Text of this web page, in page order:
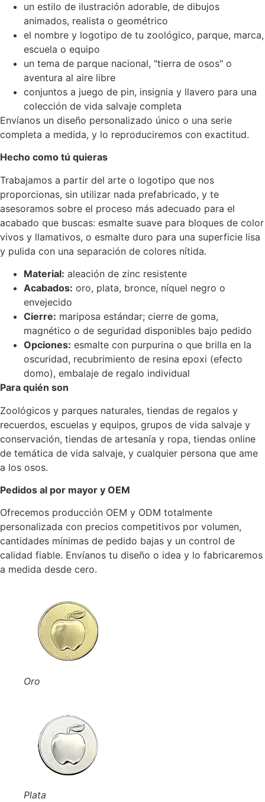
un estilo de ilustración adorable, de dibujos
animados, realista o geométrico
el nombre y logotipo de tu zoológico, parque, marca,
escuela o equipo
un tema de parque nacional, "tierra de osos" o
aventura al aire libre
conjuntos a juego de pin, insignia y llavero para una
colección de vida salvaje completa
Envíanos un diseño personalizado único o una serie
completa a medida, y lo reproduciremos con exactitud.
Hecho como tú quieras
Trabajamos a partir del arte o logotipo que nos
proporcionas, sin utilizar nada prefabricado, y te
asesoramos sobre el proceso más adecuado para el
acabado que buscas: esmalte suave para bloques de color
vivos y llamativos, o esmalte duro para una superficie lisa
y pulida con una separación de colores nítida.
Material: aleación de zinc resistente
Acabados: oro, plata, bronce, níquel negro o
envejecido
Cierre: mariposa estándar; cierre de goma,
magnético o de seguridad disponibles bajo pedido
Opciones: esmalte con purpurina o que brilla en la
oscuridad, recubrimiento de resina epoxi (efecto
domo), embalaje de regalo individual
Para quién son
Zoológicos y parques naturales, tiendas de regalos y
recuerdos, escuelas y equipos, grupos de vida salvaje y
conservación, tiendas de artesanía y ropa, tiendas online
de temática de vida salvaje, y cualquier persona que ame
a los osos.
Pedidos al por mayor y OEM
Ofrecemos producción OEM y ODM totalmente
personalizada con precios competitivos por volumen,
cantidades mínimas de pedido bajas y un control de
calidad fiable. Envíanos tu diseño o idea y lo fabricaremos
a medida desde cero.
Oro
Plata